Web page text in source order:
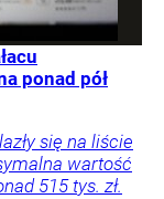
ponad pół
się na liście
wartość
515 tys. zł.